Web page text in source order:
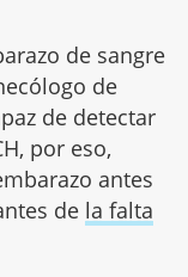
de sangre
de
de detectar
por eso,
antes
de la falta